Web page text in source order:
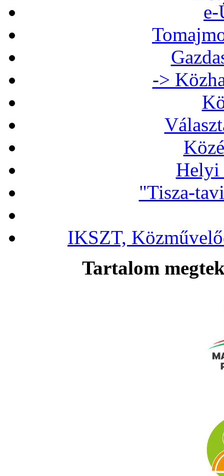
e-
->
Helyi
"Tisza-
IKSZT,
Tartalom